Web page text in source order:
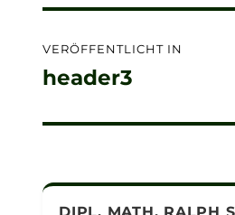
VERÖFFENTLICHT IN
header3